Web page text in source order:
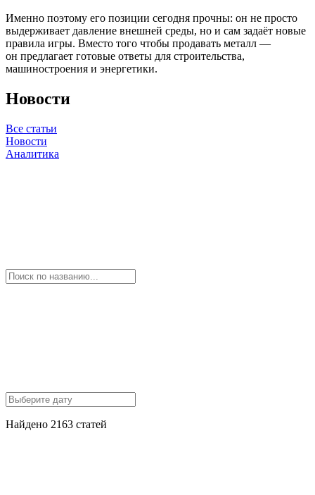
Именно поэтому его позиции сегодня прочны: он не просто
выдерживает давление внешней среды, но и сам задаёт новые
правила игры. Вместо того чтобы продавать металл —
он предлагает готовые ответы для строительства,
машиностроения и энергетики.
Новости
Все статьи
Новости
Аналитика
Найдено 2163 статей